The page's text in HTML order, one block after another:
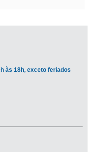
às 18h, exceto feriados